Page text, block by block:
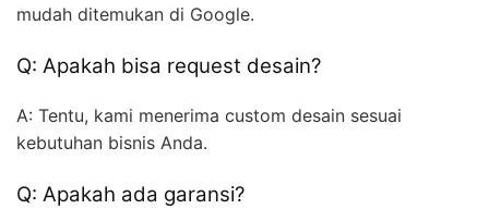
mudah ditemukan di Google.
Q: Apakah bisa request desain?
A: Tentu, kami menerima custom desain sesuai
kebutuhan bisnis Anda.
Q: Apakah ada garansi?